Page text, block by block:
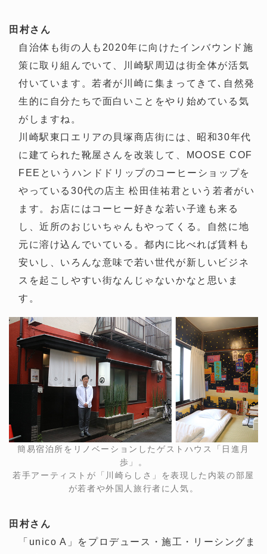
田村さん
自治体も街の人も2020年に向けたインバウンド施
策に取り組んでいて、川崎駅周辺は街全体が活気
付いています。若者が川崎に集まってきて､自然発
生的に自分たちで面白いことをやり始めている気
がしますね。
川崎駅東口エリアの貝塚商店街には、昭和30年代
に建てられた靴屋さんを改装して、MOOSE COF
FEEというハンドドリップのコーヒーショップを
やっている30代の店主 松田佳祐君という若者がい
ます。お店にはコーヒー好きな若い子達も来る
し、近所のおじいちゃんもやってくる。自然に地
元に溶け込んでいている。都内に比べれば賃料も
安いし、いろんな意味で若い世代が新しいビジネ
スを起こしやすい街なんじゃないかなと思いま
す。
簡易宿泊所をリノベーションしたゲストハウス「日進月
歩」。
若手アーティストが「川崎らしさ」を表現した内装の部屋
が若者や外国人旅行者に人気。
田村さん
「unico A」をプロデュース・施工・リーシングま